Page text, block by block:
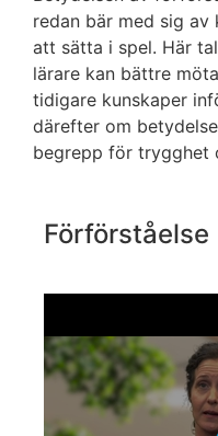
redan bär med sig
att sätta i spel. Här
lärare kan bättre
tidigare kunskaper
därefter om
begrepp för trygghet
Förförståelse